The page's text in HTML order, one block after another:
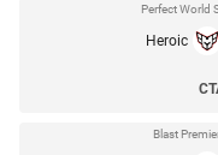
Perfect World
Heroic
Blast